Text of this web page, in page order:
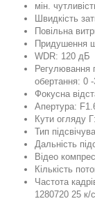
мін.
Швидкість
Повільна
Придушення
WDR: 120 дБ
Регулювання
обертання: 0
Фокусна
Апертура:
Кути огляду
Тип
Дальність
Відео
Кількість
Частота
1280720 25 к/с